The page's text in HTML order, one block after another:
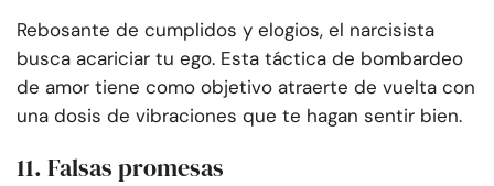
Rebosante de cumplidos y elogios, el narcisista
busca acariciar tu ego. Esta táctica de bombardeo
de amor tiene como objetivo atraerte de vuelta con
una dosis de vibraciones que te hagan sentir bien.
11. Falsas promesas